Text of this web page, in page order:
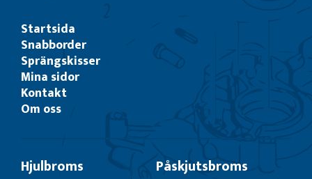
Startsida
Snabborder
Sprängskisser
Mina sidor
Kontakt
Om oss
Hjulbroms Påskjutsbroms